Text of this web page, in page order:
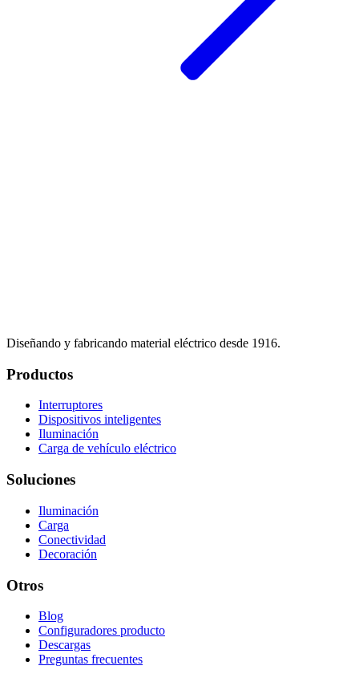
Diseñando y fabricando material eléctrico desde 1916.
Productos
Interruptores
Dispositivos inteligentes
Iluminación
Carga de vehículo eléctrico
Soluciones
Iluminación
Carga
Conectividad
Decoración
Otros
Blog
Configuradores producto
Descargas
Preguntas frecuentes